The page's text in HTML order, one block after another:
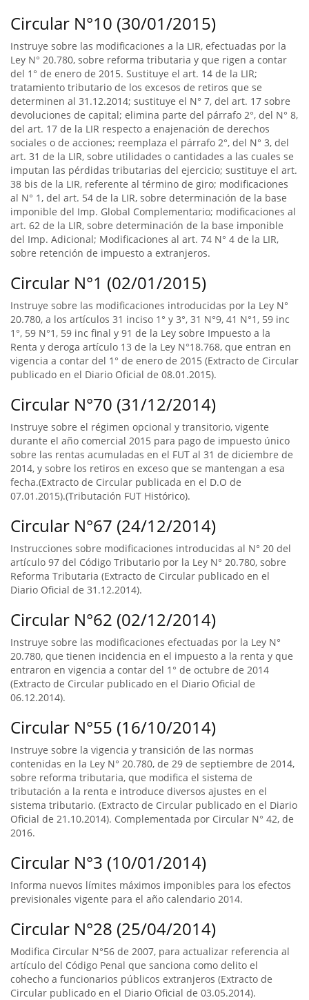
Circular N°10 (30/01/2015)
Instruye sobre las modificaciones a la LIR, efectuadas por la
Ley N° 20.780, sobre reforma tributaria y que rigen a contar
del 1° de enero de 2015. Sustituye el art. 14 de la LIR;
tratamiento tributario de los excesos de retiros que se
determinen al 31.12.2014; sustituye el N° 7, del art. 17 sobre
devoluciones de capital; elimina parte del párrafo 2°, del N° 8,
del art. 17 de la LIR respecto a enajenación de derechos
sociales o de acciones; reemplaza el párrafo 2°, del N° 3, del
art. 31 de la LIR, sobre utilidades o cantidades a las cuales se
imputan las pérdidas tributarias del ejercicio; sustituye el art.
38 bis de la LIR, referente al término de giro; modificaciones
al N° 1, del art. 54 de la LIR, sobre determinación de la base
imponible del Imp. Global Complementario; modificaciones al
art. 62 de la LIR, sobre determinación de la base imponible
del Imp. Adicional; Modificaciones al art. 74 N° 4 de la LIR,
sobre retención de impuesto a extranjeros.
Circular N°1 (02/01/2015)
Instruye sobre las modificaciones introducidas por la Ley N°
20.780, a los artículos 31 inciso 1° y 3°, 31 N°9, 41 N°1, 59 inc
1°, 59 N°1, 59 inc final y 91 de la Ley sobre Impuesto a la
Renta y deroga artículo 13 de la Ley N°18.768, que entran en
vigencia a contar del 1° de enero de 2015 (Extracto de Circular
publicado en el Diario Oficial de 08.01.2015).
Circular N°70 (31/12/2014)
Instruye sobre el régimen opcional y transitorio, vigente
durante el año comercial 2015 para pago de impuesto único
sobre las rentas acumuladas en el FUT al 31 de diciembre de
2014, y sobre los retiros en exceso que se mantengan a esa
fecha.(Extracto de Circular publicada en el D.O de
07.01.2015).(Tributación FUT Histórico).
Circular N°67 (24/12/2014)
Instrucciones sobre modificaciones introducidas al N° 20 del
artículo 97 del Código Tributario por la Ley N° 20.780, sobre
Reforma Tributaria (Extracto de Circular publicado en el
Diario Oficial de 31.12.2014).
Circular N°62 (02/12/2014)
Instruye sobre las modificaciones efectuadas por la Ley N°
20.780, que tienen incidencia en el impuesto a la renta y que
entraron en vigencia a contar del 1° de octubre de 2014
(Extracto de Circular publicado en el Diario Oficial de
06.12.2014).
Circular N°55 (16/10/2014)
Instruye sobre la vigencia y transición de las normas
contenidas en la Ley N° 20.780, de 29 de septiembre de 2014,
sobre reforma tributaria, que modifica el sistema de
tributación a la renta e introduce diversos ajustes en el
sistema tributario. (Extracto de Circular publicado en el Diario
Oficial de 21.10.2014). Complementada por Circular N° 42, de
2016.
Circular N°3 (10/01/2014)
Informa nuevos límites máximos imponibles para los efectos
previsionales vigente para el año calendario 2014.
Circular N°28 (25/04/2014)
Modifica Circular N°56 de 2007, para actualizar referencia al
artículo del Código Penal que sanciona como delito el
cohecho a funcionarios públicos extranjeros (Extracto de
Circular publicado en el Diario Oficial de 03.05.2014).